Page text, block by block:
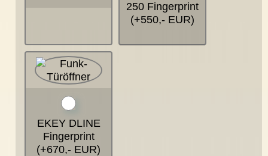
250 Fingerprint
(+550,- EUR)
EKEY DLINE
Fingerprint
(+670,- EUR)